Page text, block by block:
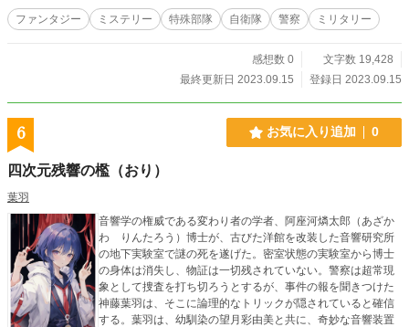
ファンタジー ミステリー 特殊部隊 自衛隊 警察 ミリタリー
感想数 0
文字数 19,428
最終更新日 2023.09.15
登録日 2023.09.15
6 お気に入り追加 0
四次元残響の檻（おり）
葉羽
音響学の権威である変わり者の学者、阿座河燐太郎（あざか
わ りんたろう）博士が、古びた洋館を改装した音響研究所
の地下実験室で謎の死を遂げた。密室状態の実験室から博士
の身体は消失し、物証は一切残されていない。警察は超常現
象として捜査を打ち切ろうとするが、事件の報を聞きつけた
神藤葉羽は、そこに論理的なトリックが隠されていると確信
する。葉羽は、幼馴染の望月彩由美と共に、奇妙な音響装置